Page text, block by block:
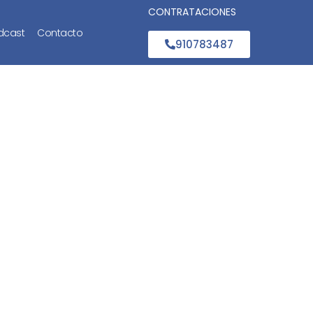
Contacto
CONTRATACIONES
910783487